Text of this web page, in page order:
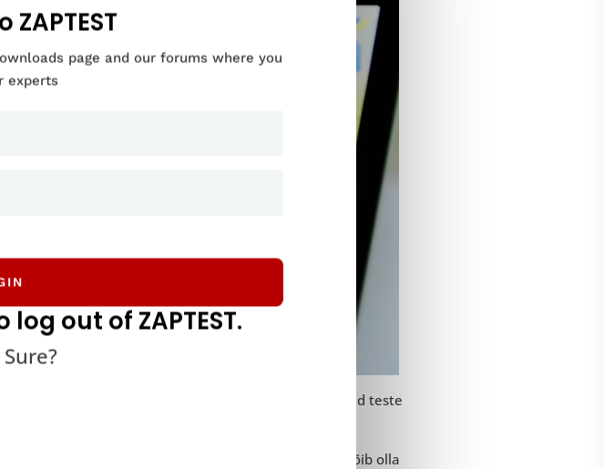
funktsioone. Üks tähtsamaid põhjusi, miks selliseid teste
kas teie toode suudab turul ellu jääda. Kuigi teil võib olla
page and our forums where you
experts
out of ZAPTEST.